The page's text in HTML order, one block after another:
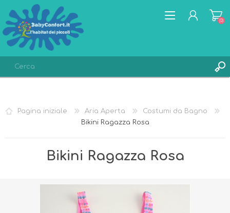
LISTA DEI DESIDERI
(0)
Pagina iniziale Aria Aperta
Costumi da Bagno
Bikini Ragazza Rosa
Bikini Ragazza Rosa